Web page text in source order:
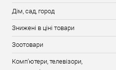
Дім, сад, город
Знижені в ціні товари
Зоотовари
Комп'ютери, телевізори,